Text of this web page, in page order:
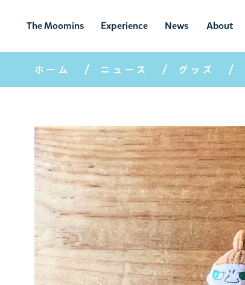
The Moomins
世界
Experience
界を楽しむ
News
ース
About
について
ホーム ニュース グッズ